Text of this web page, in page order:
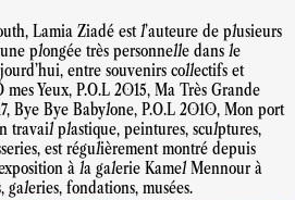
Lamia Ziadé est l’auteure de plusieurs
plongée très personnelle dans le
entre souvenirs collectifs et
Yeux, P.O.L 2015, Ma Très Grande
Bye Bye Babylone, P.O.L 2010, Mon port
travail plastique, peintures, sculptures,
est régulièrement montré depuis
à la galerie Kamel Mennour à
fondations, musées.